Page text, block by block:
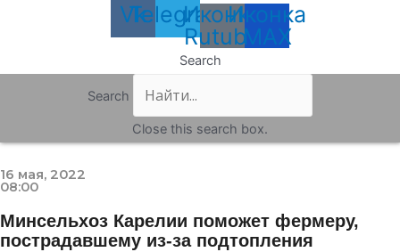
Vk
Telegram
Иконка
Rutube
Иконка
MAX
Search
Search
Close this search box.
16 мая, 2022
08:00
Минсельхоз Карелии поможет фермеру,
пострадавшему из-за подтопления